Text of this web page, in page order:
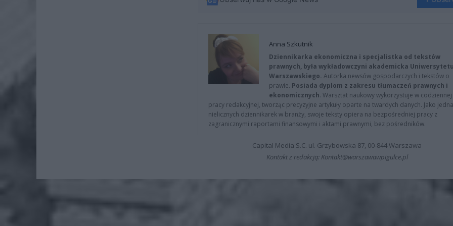
Anna Szkutnik
Dziennikarka ekonomiczna i specjalistka od tekstów
prawnych, była wykładowczyni akademicka
Warszawskiego. Autorka newsów gospodarczych i tekstów o
prawie. Posiada dyplom z zakresu tłumaczeń prawnych i
ekonomicznych. Warsztat naukowy wykorzystuje w codziennej
pracy redakcyjnej, tworząc precyzyjne artykuły oparte na twardych danych. Jako
nielicznych dziennikarek w branży, swoje teksty opiera na bezpośredniej pracy z
zagranicznymi raportami finansowymi i aktami prawnymi, bez pośredników.
Capital Media S.C. ul. Grzybowska 87, 00-844 Warszawa
Kontakt z redakcją: Kontakt@warszawawpigulce.pl